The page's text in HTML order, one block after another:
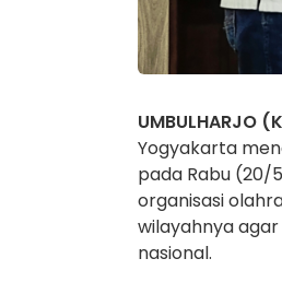
UMBULHARJO
Yogyakarta
pada Rabu (20/
organisasi
wilayahnya
nasional.